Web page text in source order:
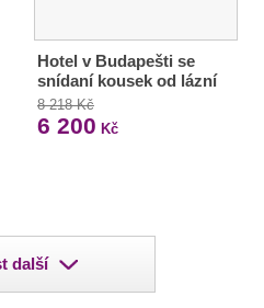
Hotel v Budapešti se
snídaní kousek od lázní
8 218 Kč
6 200 Kč
další